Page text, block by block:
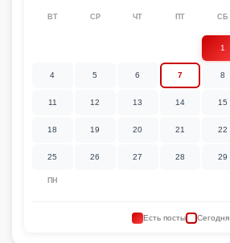
ПН
ВТ СР ЧТ ПТ СБ
1
4 5 6 7 8
11 12 13 14 15
18 19 20 21 22
25 26 27 28 29
Есть посты Сегодня